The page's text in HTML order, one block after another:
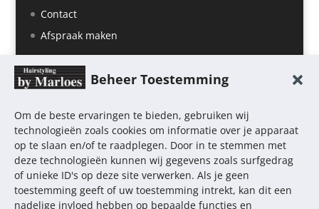
Beheer Toestemming
Om de beste ervaringen te bieden, gebruiken wij
technologieën zoals cookies om informatie over je apparaat
op te slaan en/of te raadplegen. Door in te stemmen met
deze technologieën kunnen wij gegevens zoals surfgedrag
of unieke ID's op deze site verwerken. Als je geen
toestemming geeft of uw toestemming intrekt, kan dit een
nadelige invloed hebben op bepaalde functies en
Contact
Afspraak maken